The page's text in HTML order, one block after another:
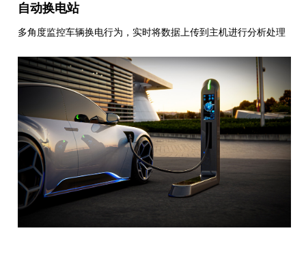
自动换电站
多角度监控车辆换电行为，实时将数据上传到主机进行分析处理